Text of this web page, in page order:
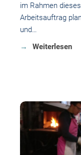
im Rahmen
Arbeitsauftrag
und…
Weiterlesen